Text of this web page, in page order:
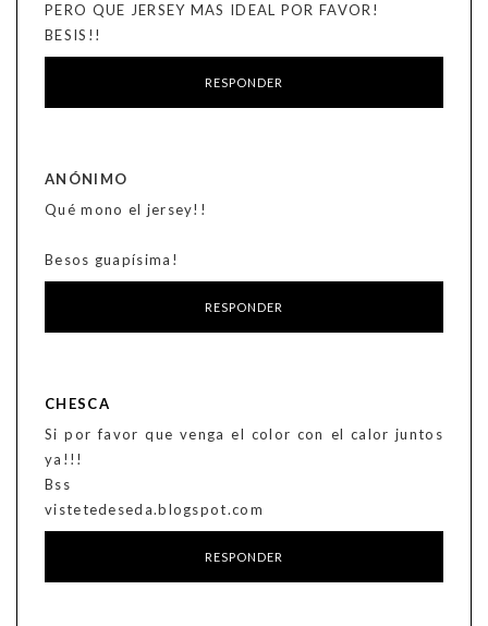
PERO QUE JERSEY MAS IDEAL POR FAVOR!
BESIS!!
RESPONDER
ANÓNIMO
Qué mono el jersey!!
Besos guapísima!
RESPONDER
CHESCA
Si por favor que venga el color con el calor juntos
ya!!!
Bss
vistetedeseda.blogspot.com
RESPONDER